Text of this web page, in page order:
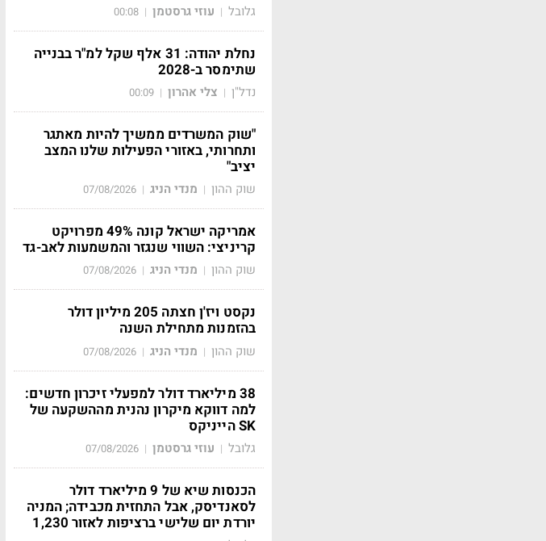
גלובל | עוזי גרסטמן |
00:08
נחלת יהודה: 31 אלף שקל למ"ר בבנייה
שתימסר ב-2028
נדל"ן | צלי אהרון |
00:09
"שוק המשרדים ממשיך להיות מאתגר
ותחרותי, באזורי הפעילות שלנו המצב
יציב"
שוק ההון | מנדי הניג |
07/08/2026
אמריקה ישראל קונה 49% מפרויקט
קריניצי: השווי שנגזר והמשמעות לאב-גד
שוק ההון | מנדי הניג |
07/08/2026
נקסט ויז'ן חצתה 205 מיליון דולר
בהזמנות מתחילת השנה
שוק ההון | מנדי הניג |
07/08/2026
38 מיליארד דולר למפעלי זיכרון חדשים:
למה דווקא מיקרון נהנית מההשקעה של
SK הייניקס
גלובל | עוזי גרסטמן |
07/08/2026
הכנסות שיא של 9 מיליארד דולר
לסאנדיסק, אבל התחזית מכבידה; המניה
יורדת יום שלישי ברציפות לאזור 1,230